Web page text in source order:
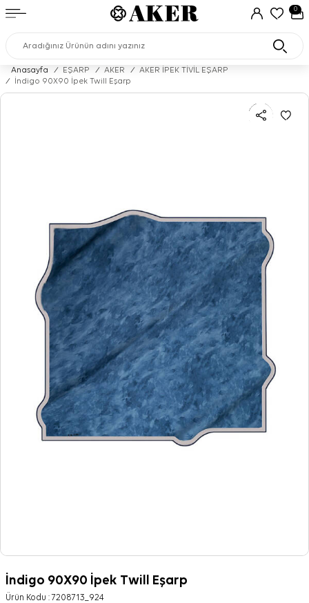
0
Anasayfa / EŞARP / AKER /
AKER İPEK TİVİL EŞARP
/
İndigo 90X90 İpek Twill Eşarp
İndigo 90X90 İpek Twill Eşarp
Ürün Kodu :7208713_924